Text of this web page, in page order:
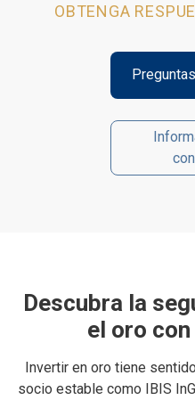
OBTENGA
Descubra la
el oro
Invertir en oro tiene
socio estable como IBIS